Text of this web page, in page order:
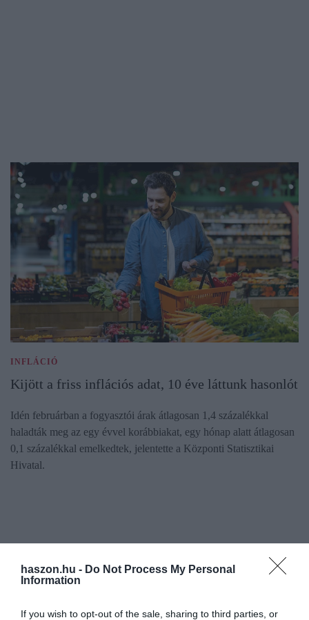
haszon.hu - Do Not Process My Personal
Information
If you wish to opt-out of the sale, sharing to third parties, or
INFLÁCIÓ
Kijött a friss inflációs adat, 10 éve láttunk hasonlót
Idén februárban a fogyasztói árak átlagosan 1,4 százalékkal
haladták meg az egy évvel korábbiakat, egy hónap alatt átlagosan
0,1 százalékkal emelkedtek, jelentette a Központi Statisztikai
Hivatal.